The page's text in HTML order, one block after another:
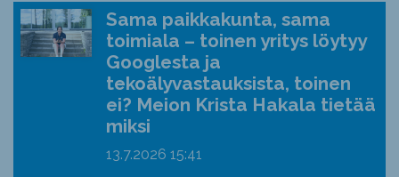
Sama paikkakunta, sama
toimiala – toinen yritys löytyy
Googlesta ja
tekoälyvastauksista, toinen
ei? Meion Krista Hakala tietää
miksi
13.7.2026 15:41